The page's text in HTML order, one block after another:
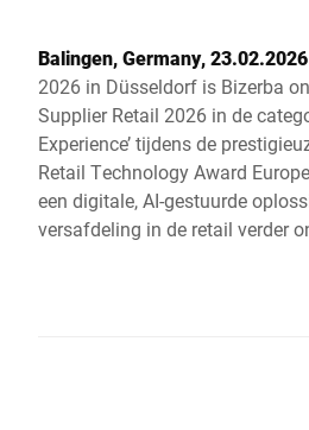
Balingen, Germany, 23.02.2026
2026 in Düsseldorf is Bizerba
Supplier Retail 2026 in de
Experience’ tijdens de
Retail Technology Award
een digitale, AI-gestuurde
versafdeling in de retail verder